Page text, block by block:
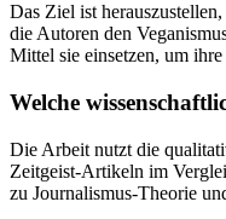
Das Ziel ist
die Autoren den
Mittel sie einsetzen, um
Welche
Die Arbeit nutzt die
Zeitgeist-Artikeln im
zu Journalismus-Theorie